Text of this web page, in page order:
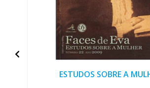
ESTUDOS SOBRE A